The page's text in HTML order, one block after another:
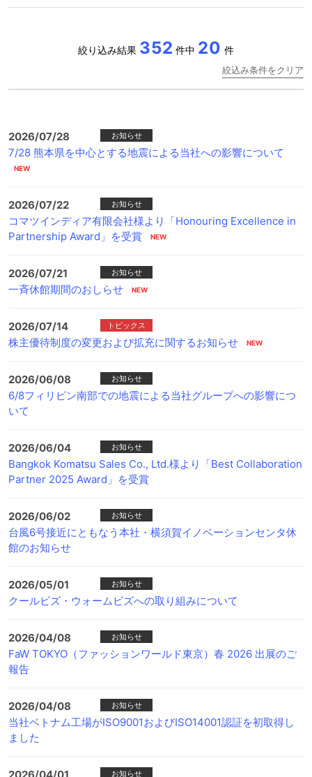
絞込み条件をクリア
絞り込み結果 352 件中 20 件
2026/07/28 お知らせ
7/28 熊本県を中心とする地震による当社への影響について
2026/07/22 お知らせ
コマツインディア有限会社様より「Honouring Excellence in
Partnership Award」を受賞
2026/07/21 お知らせ
一斉休館期間のおしらせ
2026/07/14 トピックス
株主優待制度の変更および拡充に関するお知らせ
2026/06/08 お知らせ
6/8フィリピン南部での地震による当社グループへの影響につ
いて
2026/06/04 お知らせ
Bangkok Komatsu Sales Co., Ltd.様より「Best Collaboration
Partner 2025 Award」を受賞
2026/06/02 お知らせ
台風6号接近にともなう本社・横須賀イノベーションセンタ休
館のお知らせ
2026/05/01 お知らせ
クールビズ・ウォームビズへの取り組みについて
2026/04/08 お知らせ
FaW TOKYO（ファッションワールド東京）春 2026 出展のご
報告
2026/04/08 お知らせ
当社ベトナム工場がISO9001およびISO14001認証を初取得し
ました
お知らせ